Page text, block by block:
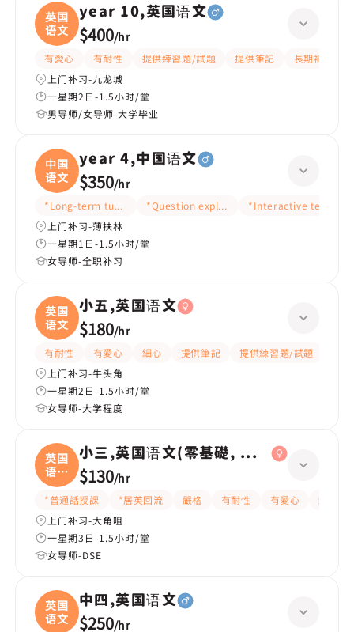
英国
语文
year 10,英国语文
$400/hr
有愛心 有耐性 提供練習題/試題 提供筆記
長期補習
上门补习-九龙城
一星期2日-1.5小时/堂
男导师/女导师-大学毕业
中国
语文
year 4,中国语文
$350/hr
*Long-term tutoring *Question explanation*Interactive teaching
上门补习-薄扶林
一星期1日-1.5小时/堂
女导师-全职补习
英国
语文
小五,英国语文
$180/hr
有耐性 有愛心 細心 提供筆記 提供練習題/試題
上门补习-牛头角
一星期2日-1.5小时/堂
女导师-大学程度
英国
语文
(
小三,英国语文(零基礎, 會話)
$130/hr
*普通話授課 *居英回流 嚴格 有耐性 有愛心
細心
上门补习-大角咀
一星期3日-1.5小时/堂
女导师-DSE
英国
语文
中四,英国语文
$250/hr